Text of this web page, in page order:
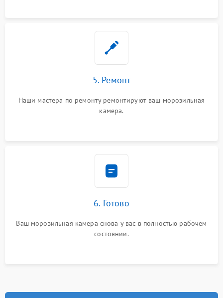
5. Ремонт
Наши мастера по ремонту ремонтируют ваш морозильная
камера.
6. Готово
Ваш морозильная камера снова у вас в полностью рабочем
состоянии.